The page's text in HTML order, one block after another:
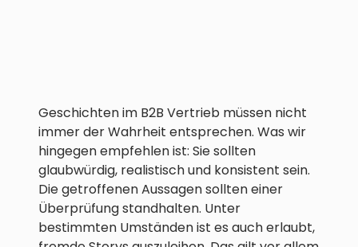
Geschichten im B2B Vertrieb müssen nicht
immer der Wahrheit entsprechen. Was wir
hingegen empfehlen ist: Sie sollten
glaubwürdig, realistisch und konsistent sein.
Die getroffenen Aussagen sollten einer
Überprüfung standhalten. Unter
bestimmten Umständen ist es auch erlaubt,